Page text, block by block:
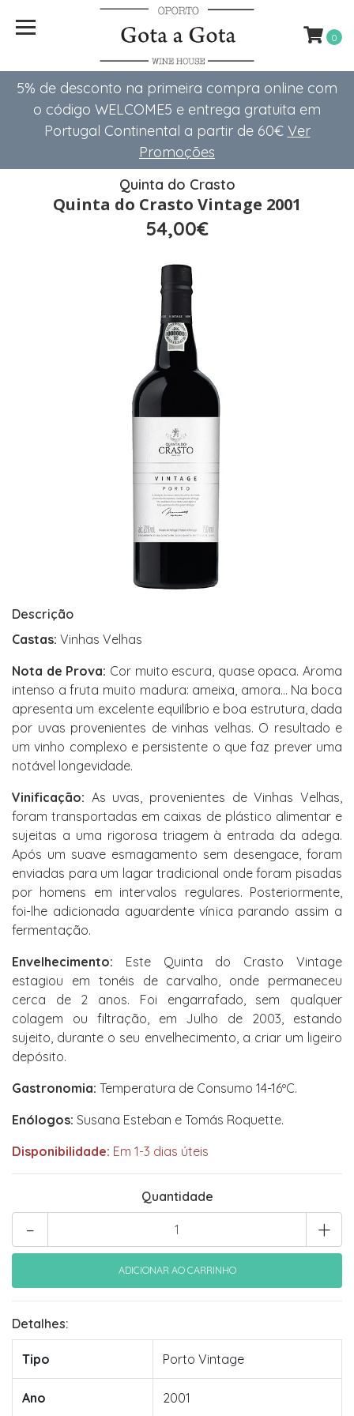
5% de desconto na primeira compra online com
o código WELCOME5 e entrega gratuita em
Portugal Continental a partir de 60€ Ver
Promoções
0
Quinta do Crasto
Quinta do Crasto Vintage 2001
54,00€
Descrição
Castas: Vinhas Velhas
Nota de Prova: Cor muito escura, quase opaca. Aroma
intenso a fruta muito madura: ameixa, amora… Na boca
apresenta um excelente equilíbrio e boa estrutura, dada
por uvas provenientes de vinhas velhas. O resultado e
um vinho complexo e persistente o que faz prever uma
notável longevidade.
Vinificação: As uvas, provenientes de Vinhas Velhas,
foram transportadas em caixas de plástico alimentar e
sujeitas a uma rigorosa triagem à entrada da adega.
Após um suave esmagamento sem desengace, foram
enviadas para um lagar tradicional onde foram pisadas
por homens em intervalos regulares. Posteriormente,
foi-lhe adicionada aguardente vínica parando assim a
fermentação.
Envelhecimento: Este Quinta do Crasto Vintage
estagiou em tonéis de carvalho, onde permaneceu
cerca de 2 anos. Foi engarrafado, sem qualquer
colagem ou filtração, em Julho de 2003, estando
sujeito, durante o seu envelhecimento, a criar um ligeiro
depósito.
Gastronomia: Temperatura de Consumo 14-16ºC.
Enólogos: Susana Esteban e Tomás Roquette.
Disponibilidade: Em 1-3 dias úteis
Quantidade
+
-
Detalhes:
Tipo Porto Vintage
Ano 2001